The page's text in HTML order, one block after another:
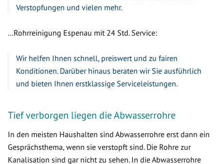
Verstopfungen und vielen mehr.
…Rohrreinigung Espenau mit 24 Std. Service:
Wir helfen Ihnen schnell, preiswert und zu fairen
Konditionen. Darüber hinaus beraten wir Sie ausführlich
und bieten Ihnen erstklassige Serviceleistungen.
Tief verborgen liegen die Abwasserrohre
In den meisten Haushalten sind Abwasserrohre erst dann ein
Gesprächsthema, wenn sie verstopft sind. Die Rohre zur
Kanalisation sind gar nicht zu sehen. In die Abwasserrohre